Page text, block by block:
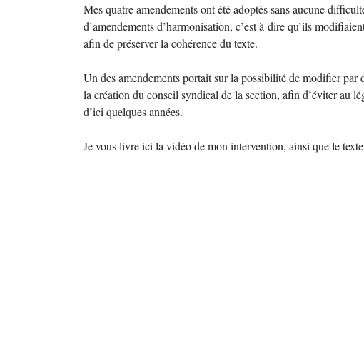
Mes quatre amendements ont été adoptés sans aucune
d’amendements d’harmonisation, c’est à dire qu’ils
afin de préserver la cohérence du texte.
Un des amendements portait sur la possibilité de modifier
la création du conseil syndical de la section, afin d’éviter au
d’ici quelques années.
Je vous livre ici la vidéo de mon intervention, ainsi que le